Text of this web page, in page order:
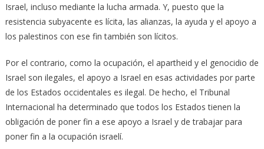
Israel, incluso mediante la lucha armada. Y, puesto que la
resistencia subyacente es lícita, las alianzas, la ayuda y el apoyo a
los palestinos con ese fin también son lícitos.
Por el contrario, como la ocupación, el apartheid y el genocidio de
Israel son ilegales, el apoyo a Israel en esas actividades por parte
de los Estados occidentales es ilegal. De hecho, el Tribunal
Internacional ha determinado que todos los Estados tienen la
obligación de poner fin a ese apoyo a Israel y de trabajar para
poner fin a la ocupación israelí.